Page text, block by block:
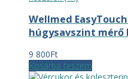
Wellmed
húgysavszint mérő
9 800Ft
Kosárba teszem